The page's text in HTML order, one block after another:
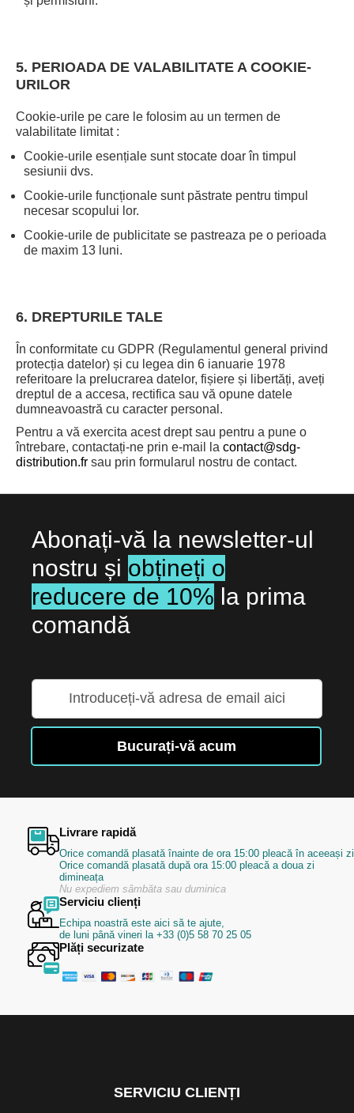
5. PERIOADA DE VALABILITATE A COOKIE-
URILOR
Cookie-urile pe care le folosim au un termen de
valabilitate limitat :
Cookie-urile esențiale sunt stocate doar în timpul
sesiunii dvs.
Cookie-urile funcționale sunt păstrate pentru timpul
necesar scopului lor.
Cookie-urile de publicitate se pastreaza pe o perioada
de maxim 13 luni.
6. DREPTURILE TALE
În conformitate cu GDPR (Regulamentul general privind
protecția datelor) și cu legea din 6 ianuarie 1978
referitoare la prelucrarea datelor, fișiere și libertăți, aveți
dreptul de a accesa, rectifica sau vă opune datele
dumneavoastră cu caracter personal.
Pentru a vă exercita acest drept sau pentru a pune o
întrebare, contactați-ne prin e-mail la contact@sdg-
distribution.fr sau prin formularul nostru de contact.
Abonați-vă la newsletter-ul
nostru și obțineți o
reducere de 10% la prima
comandă
la
noastre
Bucurați-vă acum
Livrare rapidă
Orice comandă plasată înainte de ora 15:00 pleacă în aceeași zi
Orice comandă plasată după ora 15:00 pleacă a doua zi
dimineața
Nu expediem sâmbăta sau duminica
Serviciu clienți
Echipa noastră este aici să te ajute,
de luni până vineri la +33 (0)5 58 70 25 05
Plăți securizate
SERVICIU CLIENȚI